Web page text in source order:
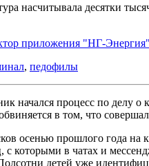
насчитывала десятки
приложения "НГ-Энергия"
, педофилы
начался процесс по делу
в том, что
осенью прошлого года на
которыми в чатах и
детей уже